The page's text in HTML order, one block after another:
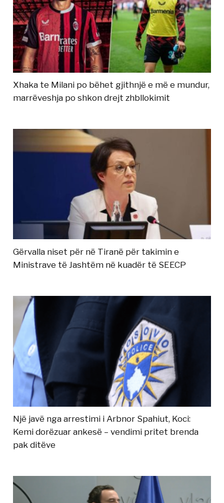
Xhaka te Milani po bëhet gjithnjë e më e mundur,
marrëveshja po shkon drejt zhbllokimit
Gërvalla niset për në Tiranë për takimin e
Ministrave të Jashtëm në kuadër të SEECP
Një javë nga arrestimi i Arbnor Spahiut, Koci:
Kemi dorëzuar ankesë – vendimi pritet brenda
pak ditëve